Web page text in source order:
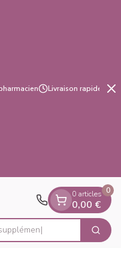
Livraison rapide
0 articles
0,00 €
0